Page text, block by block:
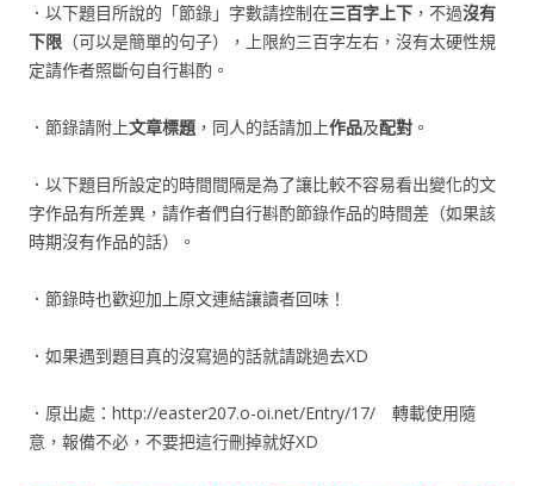
．以下題目所說的「節錄」字數請控制在三百字上下 ，不過沒有
下限 （可以是簡單的句子），上限約三百字左右，沒有太硬性規
定請作者照斷句自行斟酌。
．節錄請附上文章標題 ，同人的話請加上作品及配對 。
．以下題目所設定的時間間隔是為了讓比較不容易看出變化的文
字作品有所差異，請作者們自行斟酌節錄作品的時間差（如果該
時期沒有作品的話）。
．節錄時也歡迎加上原文連結讓讀者回味！
．如果遇到題目真的沒寫過的話就請跳過去XD
．原出處：http://easter207.o-oi.net/Entry/17/ 轉載使用隨
意，報備不必，不要把這行刪掉就好XD